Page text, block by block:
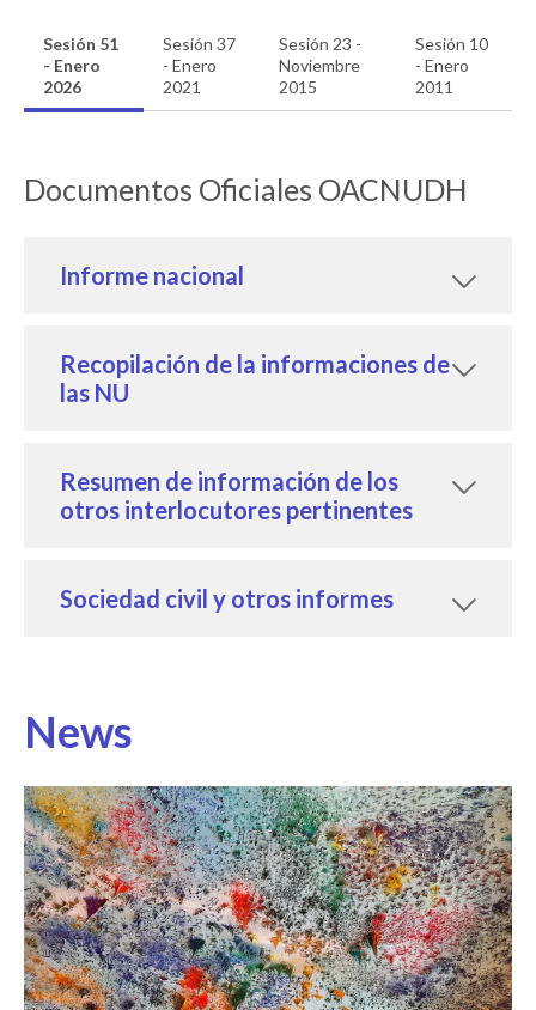
Sesión 51
- Enero
2026
Sesión 37
- Enero
2021
Sesión 23 -
Noviembre
2015
Sesión 10
- Enero
2011
Documentos Oficiales OACNUDH
Informe nacional
Recopilación de la informaciones de
las NU
Resumen de información de los
otros interlocutores pertinentes
Sociedad civil y otros informes
News